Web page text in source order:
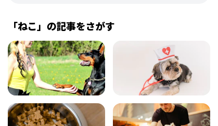
「ねこ」の記事をさがす
飼い方 健康